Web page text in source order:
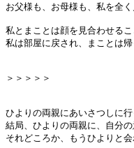
お父様も、お母様も、私を全
私とまことは顔を見合わせる
私は部屋に戻され、まことは帰
＞＞＞＞＞
ひよりの両親にあいさつしに行
結局、ひよりの両親に、自分の
それどころか、もうひよりと